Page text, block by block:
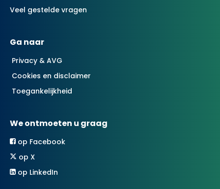
Veel gestelde vragen
Ga naar
Privacy & AVG
Cookies en disclaimer
Toegankelijkheid
We ontmoeten u graag
op Facebook
op X
op LinkedIn